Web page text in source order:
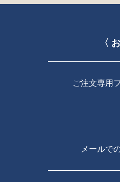
〈
ご注文専用
メールで